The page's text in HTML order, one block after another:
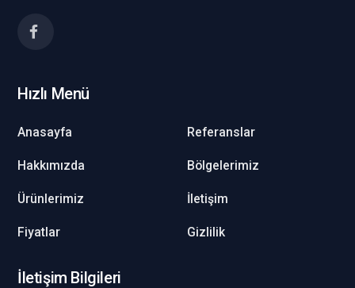
Hızlı Menü
Anasayfa
Hakkımızda
Ürünlerimiz
Fiyatlar
Referanslar
Bölgelerimiz
İletişim
Gizlilik
İletişim Bilgileri